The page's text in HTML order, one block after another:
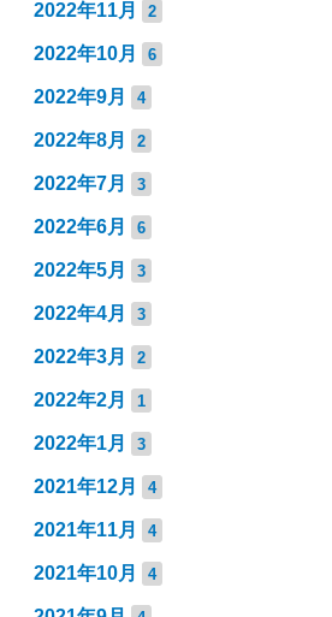
2022年11月 2
2022年10月 6
2022年9月 4
2022年8月 2
2022年7月 3
2022年6月 6
2022年5月 3
2022年4月 3
2022年3月 2
2022年2月 1
2022年1月 3
2021年12月 4
2021年11月 4
2021年10月 4